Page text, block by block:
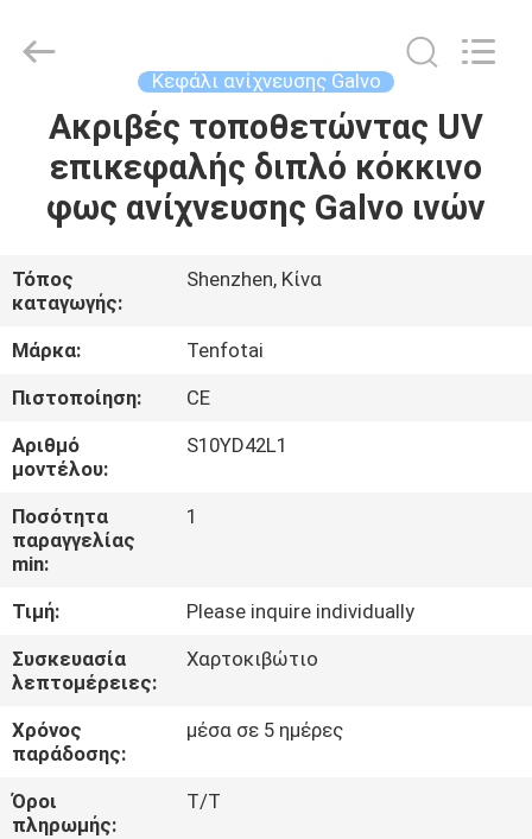
ΣΠΊΤΙ
ΠΡΟΪΌΝΤΑ
ΠΕΡΊΠΟΥ
ΕΜΕΊΣ
ΓΎΡΟΣ
ΕΡΓΟΣΤΑΣΊΩΝ
ΠΟΙΟΤΙΚΌΣ
ΈΛΕΓΧΟΣ
ΜΑΣ
ΕΛΆΤΕ
ΕΠΑΦΉ
ΜΕ
Gainlaser
Laser
Reserved.
Κεφάλι ανίχνευσης Galvo
Ακριβές τοποθετώντας UV
επικεφαλής διπλό κόκκινο
φως ανίχνευσης Galvo ινών
Τόπος
καταγωγής:
Shenzhen, Κίνα
Μάρκα:
Tenfotai
Πιστοποίηση:
CE
Αριθμό
μοντέλου:
S10YD42L1
Ποσότητα
παραγγελίας
min:
1
Τιμή:
Please inquire individually
Συσκευασία
λεπτομέρειες:
Χαρτοκιβώτιο
Χρόνος
παράδοσης:
μέσα σε 5 ημέρες
Όροι
πληρωμής:
T/T